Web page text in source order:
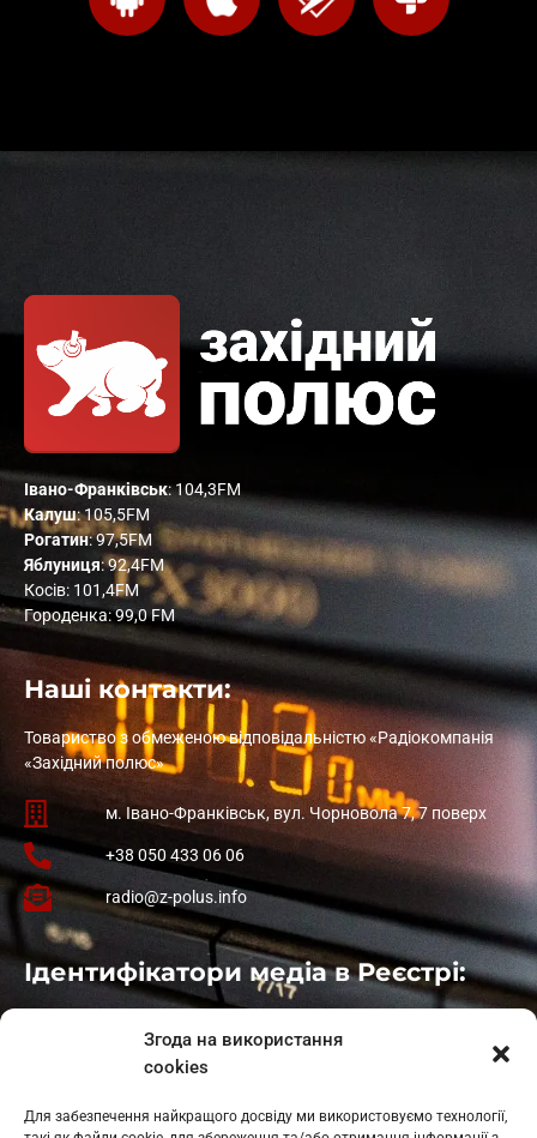
Згода на використання
cookies
Для забезпечення найкращого досвіду ми використовуємо технології,
Івано-Франківськ: 104,3FM
Калуш: 105,5FM
Рогатин: 97,5FM
Яблуниця: 92,4FM
Косів: 101,4FM
Городенка: 99,0 FM
Наші контакти:
Товариство з обмеженою відповідальністю «Радіокомпанія
«Західний полюс»
м. Івано-Франківськ, вул. Чорновола 7, 7 поверх
+38 050 433 06 06
radio@z-polus.info
Ідентифікатори медіа в Реєстрі:
: L11-01410
: L11-01801
Косів: L11-01805